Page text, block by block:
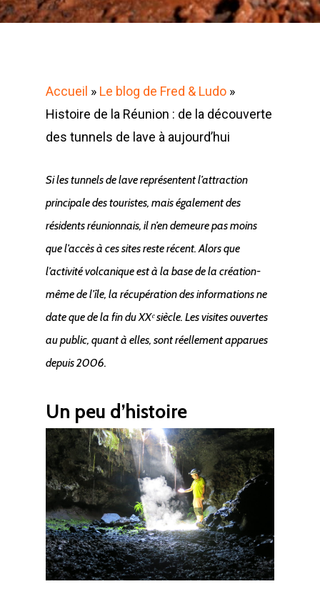
Accueil » Le blog de Fred & Ludo »
Histoire de la Réunion : de la découverte
des tunnels de lave à aujourd’hui
Si les tunnels de lave représentent l’attraction
principale des touristes, mais également des
résidents réunionnais, il n’en demeure pas moins
que l’accès à ces sites reste récent. Alors que
l’activité volcanique est à la base de la création-
même de l’île, la récupération des informations ne
date que de la fin du XXᵉ siècle. Les visites ouvertes
au public, quant à elles, sont réellement apparues
depuis 2006.
Un peu d’histoire